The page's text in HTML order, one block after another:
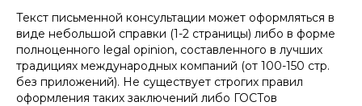
Текст письменной консультации может оформляться в
виде небольшой справки (1-2 страницы) либо в форме
полноценного legal opinion, составленного в лучших
традициях международных компаний (от 100-150 стр.
без приложений). Не существует строгих правил
оформления таких заключений либо ГОСТов